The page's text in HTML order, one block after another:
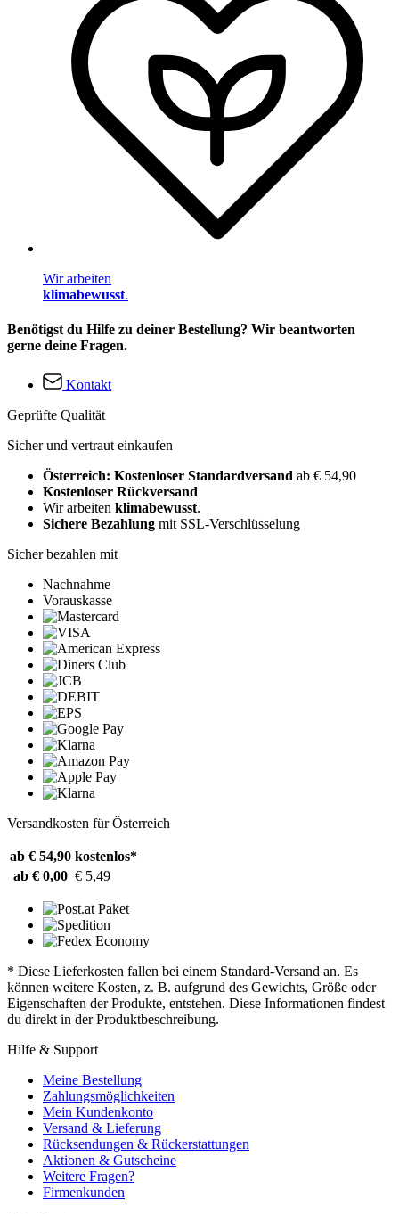
Wir arbeiten
klimabewusst.
Benötigst du Hilfe zu deiner Bestellung? Wir beantworten
gerne deine Fragen.
Kontakt
Geprüfte Qualität
Sicher und vertraut einkaufen
Österreich: Kostenloser Standardversand ab € 54,90
Kostenloser Rückversand
Wir arbeiten klimabewusst.
Sichere Bezahlung mit SSL-Verschlüsselung
Sicher bezahlen mit
Nachnahme
Vorauskasse
Versandkosten für Österreich
ab € 54,90 kostenlos*
ab € 0,00 € 5,49
* Diese Lieferkosten fallen bei einem Standard-Versand an. Es
können weitere Kosten, z. B. aufgrund des Gewichts, Größe oder
Eigenschaften der Produkte, entstehen. Diese Informationen findest
du direkt in der Produktbeschreibung.
Hilfe & Support
Meine Bestellung
Zahlungsmöglichkeiten
Mein Kundenkonto
Versand & Lieferung
Rücksendungen & Rückerstattungen
Aktionen & Gutscheine
Weitere Fragen?
Firmenkunden